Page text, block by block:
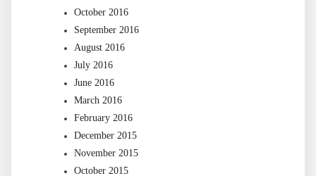
October 2016
September 2016
August 2016
July 2016
June 2016
March 2016
February 2016
December 2015
November 2015
October 2015